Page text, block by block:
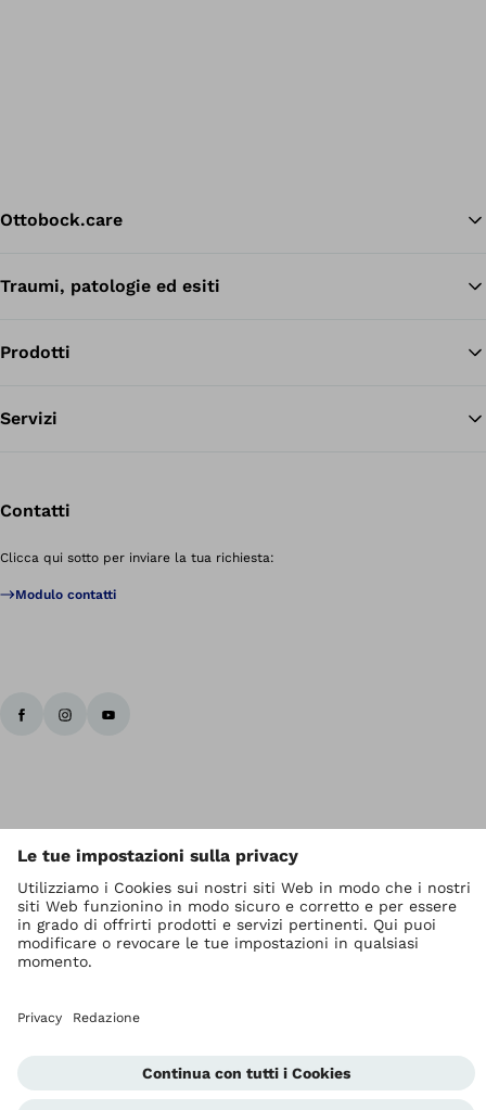
Ottobock.care
Traumi, patologie ed esiti
Prodotti
Servizi
Contatti
Clicca qui sotto per inviare la tua richiesta:
Modulo contatti
I diritti d' autore sono di Ottobock
Impostazioni relative alla protezione dei dati
Privacy
Unità di segnalazione